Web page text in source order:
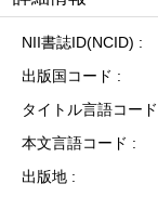
NII書誌ID(NCID)
出版国コード
タイトル言語コード
本文言語コード
出版地